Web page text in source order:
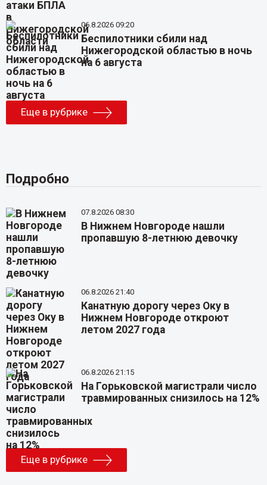
06.8.2026 09:20
Беспилотники сбили над
Нижегородской областью в ночь
на 6 августа
Еще в рубрике
Подробно
07.8.2026 08:30
В Нижнем Новгороде нашли
пропавшую 8-летнюю девочку
06.8.2026 21:40
Канатную дорогу через Оку в
Нижнем Новгороде откроют
летом 2027 года
06.8.2026 21:15
На Горьковской магистрали число
травмированных снизилось на 12%
Еще в рубрике